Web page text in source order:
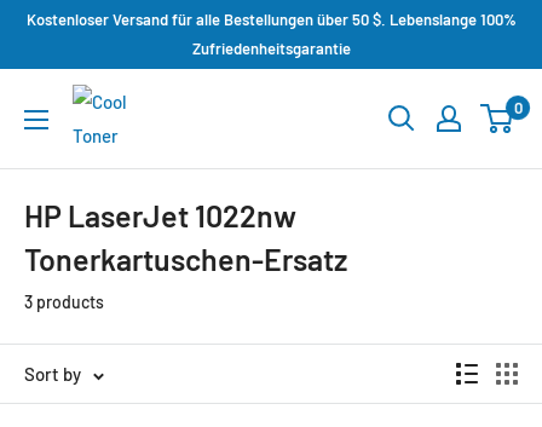
Kostenloser Versand für alle Bestellungen über 50 $. Lebenslange 100%
Zufriedenheitsgarantie
0
HP LaserJet 1022nw
Tonerkartuschen-Ersatz
3 products
Sort by